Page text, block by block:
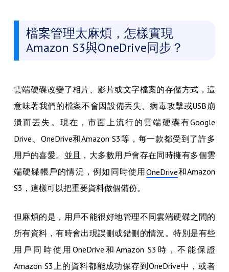
檔案管理太麻煩，怎樣實現
Amazon S3與OneDrive同步？
雲端硬碟改變了相片、影片或文字檔案的存儲方式，這
意味著我們的檔案不會因設備丟失、病毒攻擊或USB崩
潰而丟失。現在，市面上流行的雲端硬碟有Google
Drive、OneDrive和Amazon S3等，每一款都受到了許多
用戶的喜愛。並且，大多數用戶會存在同時擁有多個雲
端硬碟帳戶的情況，例如同時使用OneDrive和Amazon
S3，這樣可以把重要資料做個備份。
但麻煩的是，用戶不能很好地管理不同雲端硬碟之間的
所有資料，有時會出現誤刪或錯刪的情況。特別是有些
用戶同時使用OneDrive和Amazon S3時，不能保證
Amazon S3上的資料都能成功保存到OneDrive中，或者